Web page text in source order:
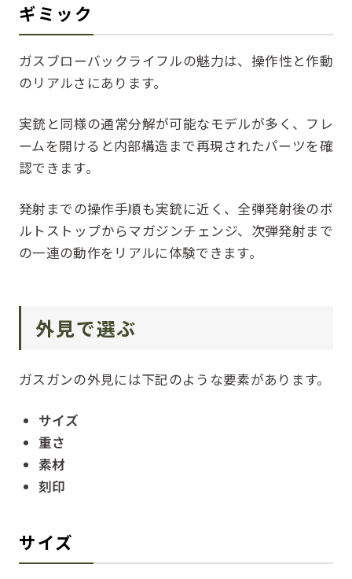
ギミック
ガスブローバックライフルの魅力は、操作性と作動
のリアルさにあります。
実銃と同様の通常分解が可能なモデルが多く、フレ
ームを開けると内部構造まで再現されたパーツを確
認できます。
発射までの操作手順も実銃に近く、全弾発射後のボ
ルトストップからマガジンチェンジ、次弾発射まで
の一連の動作をリアルに体験できます。
外見で選ぶ
ガスガンの外見には下記のような要素があります。
サイズ
重さ
素材
刻印
サイズ